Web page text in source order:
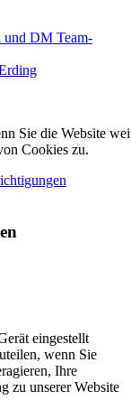
und DM Team-
Sie die Website
Cookies zu.
eingestellt
wenn Sie
Ihre
zu unserer Website